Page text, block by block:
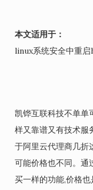
本文适用于：
linux系统安全中重
凯铧互联科技不单单
样又靠谱又有技术服
于阿里云代理商几折
可能价格也不同。通
买一样的功能,价格